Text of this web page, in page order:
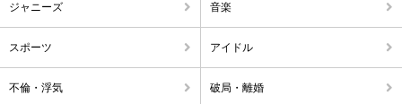
ジャニーズ 音楽
スポーツ アイドル
不倫・浮気 破局・離婚